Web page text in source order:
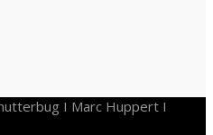
I Marc Huppert I